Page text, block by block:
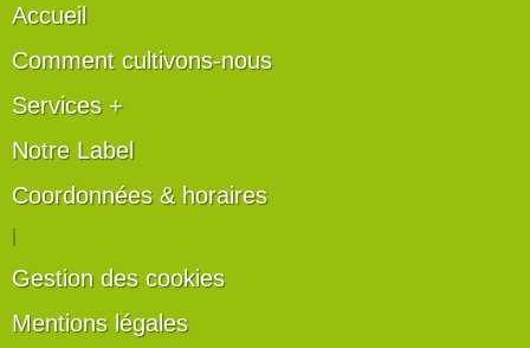
Accueil
Comment cultivons-nous
Services +
Notre Label
Coordonnées & horaires
Gestion des cookies
Mentions légales